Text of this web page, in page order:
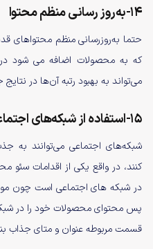
14-به‌روز رسانی منظم محتوا
حتما به‌روزرسانی منظم محتواهای
که به محصولات اضافه می شود
می‌تواند به بهبود رتبه آن‌ها در
15-استفاده از شبکه‌های اجتماعی
شبکه‌های اجتماعی می‌توانند به
کنند، در واقع یکی از اقدامات
در شبکه های اجتماعی است چون
پس محتوای محصولات خود را در
قسمت مربوطه عنوان و متای جذاب